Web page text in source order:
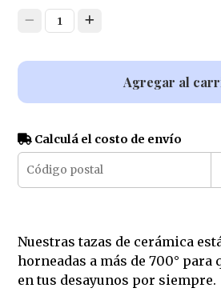
1
Agregar al
Calculá el costo de envío
Nuestras tazas de cerámica
horneadas a más de 700° para
en tus desayunos por siempre.